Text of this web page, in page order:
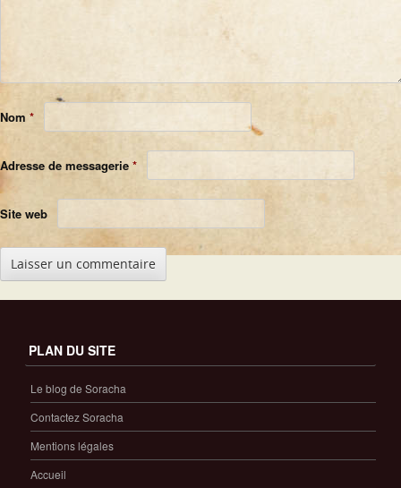
Nom *
Adresse de messagerie *
Site web
PLAN DU SITE
Le blog de Soracha
Contactez Soracha
Mentions légales
Accueil